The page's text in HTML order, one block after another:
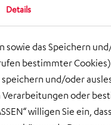
Details
das Speichern
bestimmter
und/oder
Verarbeitungen oder
willigen Sie ein,
Apr 2026
HÖRMANN